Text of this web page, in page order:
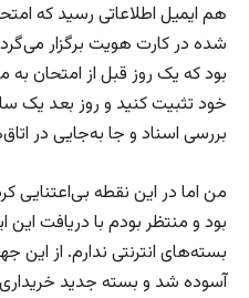
شده در کارت هویت برگزار
بود که یک روز قبل از امتحان به
خود تثبیت کنید و روز بعد یک
بررسی اسناد و جا به‌جایی در
من اما در این نقطه
بود و منتظر بودم با دریافت این
بسته‌های انترنتی ندارم. از این
آسوده شد و بسته جدید خریداری